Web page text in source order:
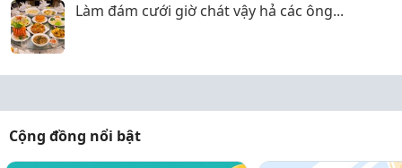
Làm đám cưới giờ chát vậy hả các ông...
Cộng đồng nổi bật